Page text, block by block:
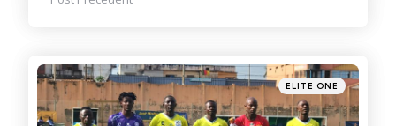
Posté
dans
ELITE ONE